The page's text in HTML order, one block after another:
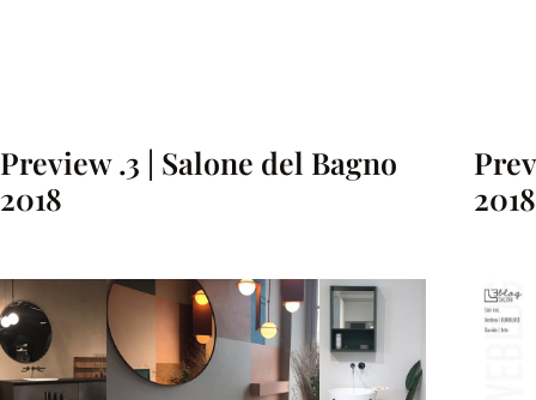
Preview .3 | Salone del Bagno
2018
2018